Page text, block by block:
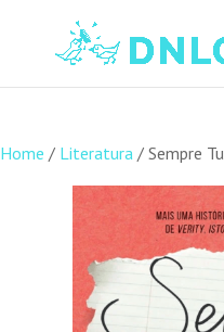
Home / Literatura / Sempre Tu